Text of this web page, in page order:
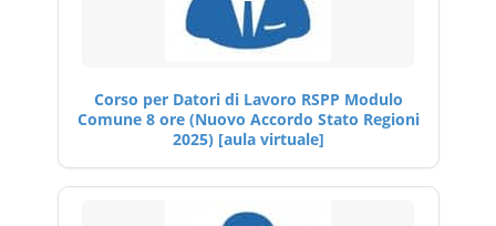
Corso per Datori di Lavoro RSPP Modulo
Comune 8 ore (Nuovo Accordo Stato Regioni
2025) [aula virtuale]